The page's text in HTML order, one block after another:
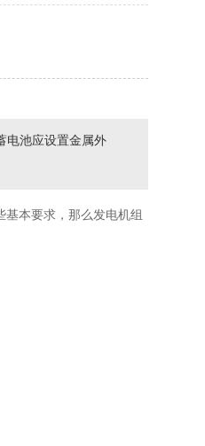
电池应设置金属外
本要求，那么发电机组